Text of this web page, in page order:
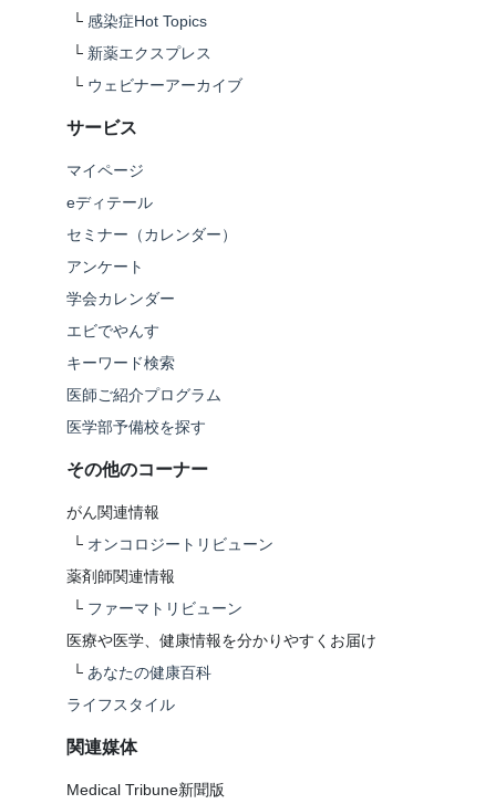
└ 感染症Hot Topics
└ 新薬エクスプレス
└ ウェビナーアーカイブ
サービス
マイページ
eディテール
セミナー（カレンダー）
アンケート
学会カレンダー
エビでやんす
キーワード検索
医師ご紹介プログラム
医学部予備校を探す
その他のコーナー
がん関連情報
└ オンコロジートリビューン
薬剤師関連情報
└ ファーマトリビューン
医療や医学、健康情報を分かりやすくお届け
└ あなたの健康百科
ライフスタイル
関連媒体
Medical Tribune新聞版